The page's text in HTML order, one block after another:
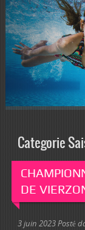
Categorie
DE
3 juin 2023Posté